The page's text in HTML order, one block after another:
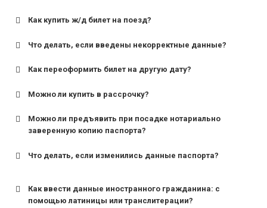
Как купить ж/д билет на поезд?
Что делать, если введены некорректные данные?
Как переоформить билет на другую дату?
Можно ли купить в рассрочку?
Можно ли предъявить при посадке нотариально
заверенную копию паспорта?
Что делать, если изменились данные паспорта?
Как ввести данные иностранного гражданина: с
помощью латиницы или транслитерации?